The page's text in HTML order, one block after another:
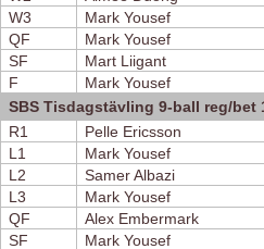
W3
Mark Yousef
QF
Mark Yousef
SF
Mart Liigant
F
Mark Yousef
SBS Tisdagstävling 9-ball reg/bet
R1
Pelle Ericsson
L1
Mark Yousef
L2
Samer Albazi
L3
Mark Yousef
QF
Alex Embermark
SF
Mark Yousef